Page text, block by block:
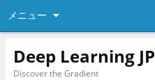
メニュー
Deep Learning JP
Discover the Gradient